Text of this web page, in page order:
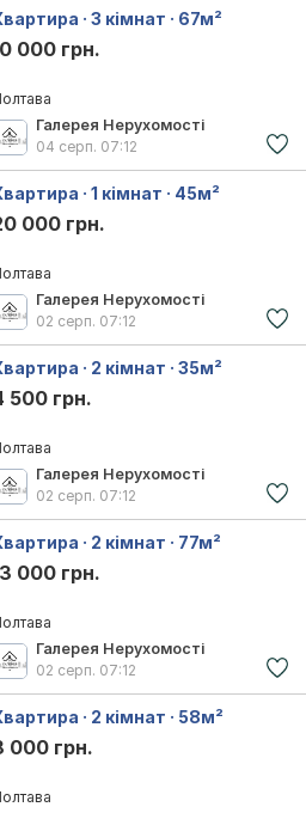
· 3 кімнат · 67м²
000 грн.
Галерея Нерухомості
04 серп. 07:12
· 1 кімнат · 45м²
000 грн.
Галерея Нерухомості
02 серп. 07:12
· 2 кімнат · 35м²
500 грн.
Галерея Нерухомості
02 серп. 07:12
· 2 кімнат · 77м²
000 грн.
Галерея Нерухомості
02 серп. 07:12
· 2 кімнат · 58м²
000 грн.